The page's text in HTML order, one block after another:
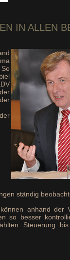
IN ALLEN
ständig
anhand der
so besser
Steuerung